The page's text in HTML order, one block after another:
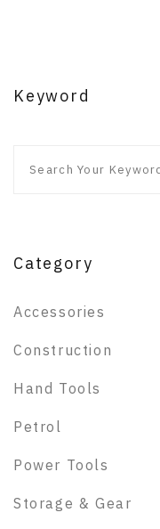
Keyword
Category
Accessories
Construction
Hand Tools
Petrol
Power Tools
Storage & Gear